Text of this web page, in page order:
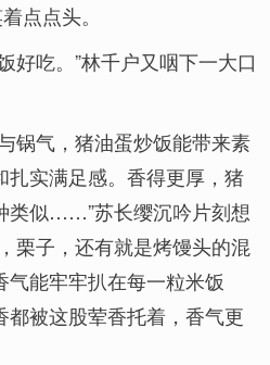
点点头。
好吃。”林千户又咽下一大口
锅气，猪油蛋炒饭能带来素
实满足感。香得更厚，猪
类似……”苏长缨沉吟片刻想
栗子，还有就是烤馒头的混
能牢牢扒在每一粒米饭
都被这股荤香托着，香气更